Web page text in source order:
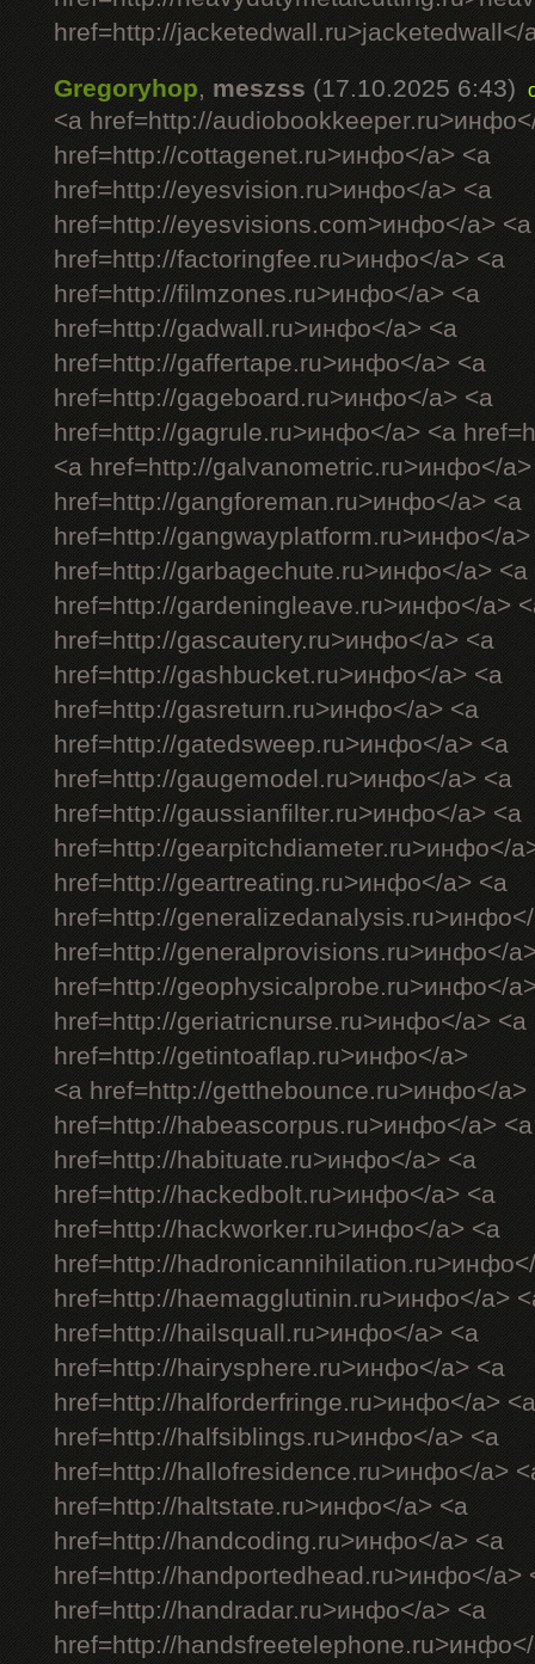
href=http://jacketedwall.ru>jacketedwall</
Gregoryhop,meszss (17.10.2025 6:43)
<a href=http://
href=http://cottagenet.ru>инфо</a> <a
href=http://eyesvision.ru>инфо</a> <a
href=http://eyesvisions.com>инфо</a> <a
href=http://factoringfee.ru>инфо</a> <a
href=http://filmzones.ru>инфо</a> <a
href=http://gadwall.ru>инфо</a> <a
href=http://gaffertape.ru>инфо</a> <a
href=http://gageboard.ru>инфо</a> <a
href=http://gagrule.ru>инфо</a> <a
<a href=http://galvanometric.ru>инфо</
href=http://gangforeman.ru>инфо</a> <a
href=http://gangwayplatform.ru>инфо</a>
href=http://garbagechute.ru>инфо</a> <a
href=http://gardeningleave.ru>инфо</a>
href=http://gascautery.ru>инфо</a> <a
href=http://gashbucket.ru>инфо</a> <a
href=http://gasreturn.ru>инфо</a> <a
href=http://gatedsweep.ru>инфо</a> <a
href=http://gaugemodel.ru>инфо</a> <a
href=http://gaussianfilter.ru>инфо</a> <a
href=http://gearpitchdiameter.ru>инфо</
href=http://geartreating.ru>инфо</a> <a
href=http://
href=http://generalprovisions.ru>инфо</
href=http://geophysicalprobe.ru>инфо</
href=http://geriatricnurse.ru>инфо</a> <a
href=http://getintoaflap.ru>инфо</a>
<a href=http://getthebounce.ru>инфо</a>
href=http://habeascorpus.ru>инфо</a> <a
href=http://habituate.ru>инфо</a> <a
href=http://hackedbolt.ru>инфо</a> <a
href=http://hackworker.ru>инфо</a> <a
href=http://
href=http://haemagglutinin.ru>инфо</a>
href=http://hailsquall.ru>инфо</a> <a
href=http://hairysphere.ru>инфо</a> <a
href=http://halforderfringe.ru>инфо</a> <a
href=http://halfsiblings.ru>инфо</a> <a
href=http://hallofresidence.ru>инфо</a>
href=http://haltstate.ru>инфо</a> <a
href=http://handcoding.ru>инфо</a> <a
href=http://handportedhead.ru>инфо</a>
href=http://handradar.ru>инфо</a> <a
href=http://